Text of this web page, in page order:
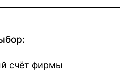
счёт фирмы